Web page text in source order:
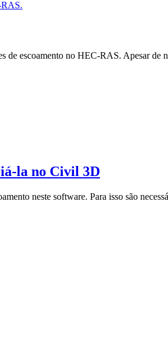
de escoamento no HEC-RAS. Apesar
la no Civil 3D
neste software. Para isso são